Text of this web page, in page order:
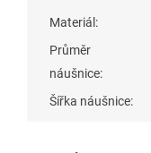
Materiál :
Průměr
náušnice:
Šířka náušnice: